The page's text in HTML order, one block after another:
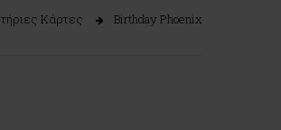
Κάρτες Birthday Phoenix